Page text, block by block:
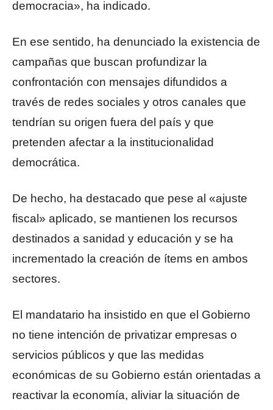
democracia», ha indicado.
En ese sentido, ha denunciado la existencia de
campañas que buscan profundizar la
confrontación con mensajes difundidos a
través de redes sociales y otros canales que
tendrían su origen fuera del país y que
pretenden afectar a la institucionalidad
democrática.
De hecho, ha destacado que pese al «ajuste
fiscal» aplicado, se mantienen los recursos
destinados a sanidad y educación y se ha
incrementado la creación de ítems en ambos
sectores.
El mandatario ha insistido en que el Gobierno
no tiene intención de privatizar empresas o
servicios públicos y que las medidas
económicas de su Gobierno están orientadas a
reactivar la economía, aliviar la situación de